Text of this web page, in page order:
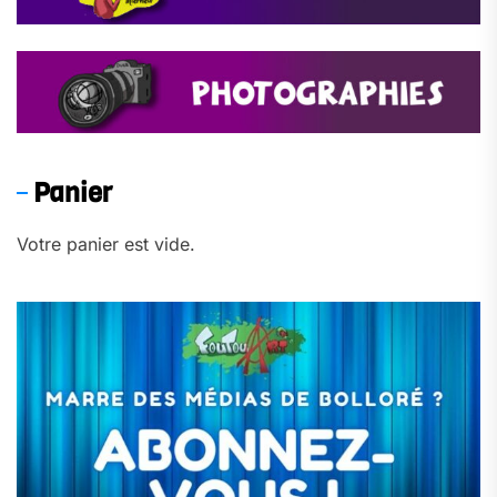
Panier
Votre panier est vide.